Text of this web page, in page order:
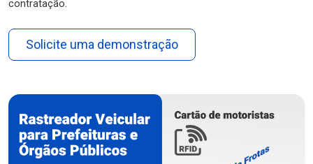
contratação.
Solicite uma demonstração